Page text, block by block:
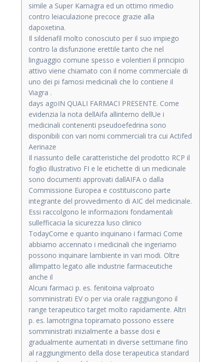
simile a Super Kamagra ed un ottimo rimedio
contro leiaculazione precoce grazie alla
dapoxetina.
Il sildenafil molto conosciuto per il suo impiego
contro la disfunzione erettile tanto che nel
linguaggio comune spesso e volentieri il principio
attivo viene chiamato con il nome commerciale di
uno dei pi famosi medicinali che lo contiene il
Viagra .
days agoIN QUALI FARMACI PRESENTE. Come
evidenzia la nota dellAifa allinterno dellUe i
medicinali contenenti pseudoefedrina sono
disponibili con vari nomi commerciali tra cui Actifed
Aerinaze
Il riassunto delle caratteristiche del prodotto RCP il
foglio illustrativo FI e le etichette di un medicinale
sono documenti approvati dallAIFA o dalla
Commissione Europea e costituiscono parte
integrante del provvedimento di AIC del medicinale.
Essi raccolgono le informazioni fondamentali
sullefficacia la sicurezza luso clinico
TodayCome e quanto inquinano i farmaci Come
abbiamo accennato i medicinali che ingeriamo
possono inquinare lambiente in vari modi. Oltre
allimpatto legato alle industrie farmaceutiche
anche il
Alcuni farmaci p. es. fenitoina valproato
somministrati EV o per via orale raggiungono il
range terapeutico target molto rapidamente. Altri
p. es. lamotrigina topiramato possono essere
somministrati inizialmente a basse dosi e
gradualmente aumentati in diverse settimane fino
al raggiungimento della dose terapeutica standard